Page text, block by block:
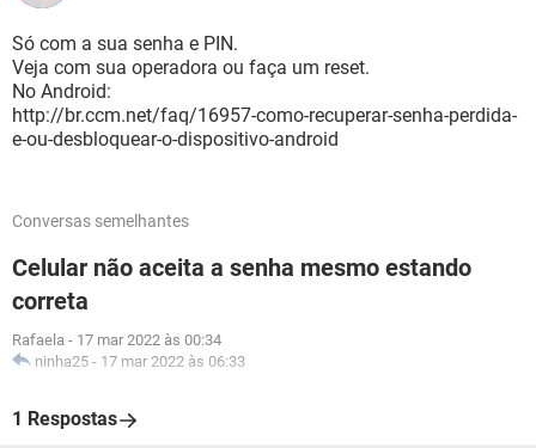
Só com a sua senha e PIN.
Veja com sua operadora ou faça um reset.
No Android:
http://br.ccm.net/faq/16957-como-recuperar-senha-perdida-
e-ou-desbloquear-o-dispositivo-android
Conversas semelhantes
Celular não aceita a senha mesmo estando
correta
Rafaela - 17 mar 2022 às 00:34
ninha25 - 17 mar 2022 às 06:33
1 Respostas